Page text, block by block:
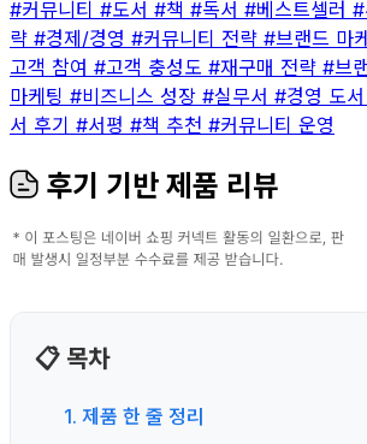
#커뮤니티 #도서 #책 #독서 #베스트셀러 #
략 #경제/경영 #커뮤니티 전략 #브랜드 마
고객 참여 #고객 충성도 #재구매 전략 #브
마케팅 #비즈니스 성장 #실무서 #경영 도서
서 후기 #서평 #책 추천 #커뮤니티 운영
후기 기반 제품 리뷰
📋 목차
1. 제품 한 줄 정리